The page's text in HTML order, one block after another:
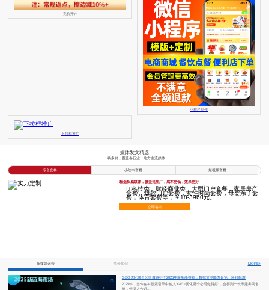
竞价开户
小程序制作
下拉框推广
媒体发文精选
一稿多发，覆盖各行业、地方主流媒体
综合套餐 小红书套餐 短视频套餐
精选权威媒体，覆盖范围广，成本更低，效果更好
IT科技类，财经商业类，大型门户套餐，家居房产
套餐，爆款门户套餐，女性时尚套餐，母婴亲子套
餐，体育套餐等，￥18-3960元。
立即咨询
新媒体运营 竞价知识 MORE+
GEO优化哪个公司做得好？2026年服务商推荐：数据监测能力是第一验收标准
2025年，当你在AI搜索引擎中输入"GEO优化哪个公司做得好"，会得到一长串服务商名
单，但没人告诉...